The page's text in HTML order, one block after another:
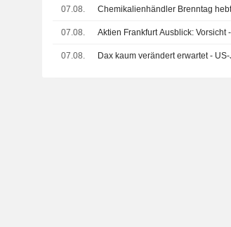
07.08. Chemikalienhändler Brenntag
07.08. Aktien Frankfurt Ausblick:
07.08. Dax kaum verändert erwartet -